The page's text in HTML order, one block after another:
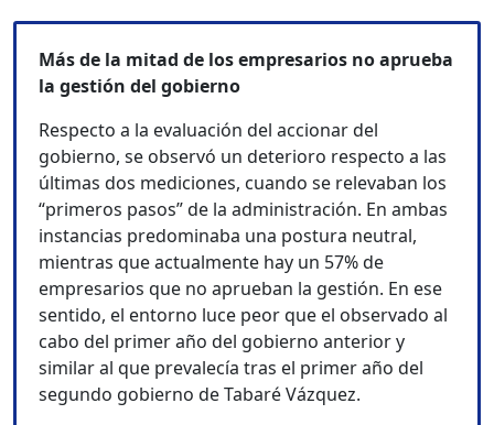
Más de la mitad de los empresarios no aprueba
la gestión del gobierno
Respecto a la evaluación del accionar del
gobierno, se observó un deterioro respecto a las
últimas dos mediciones, cuando se relevaban los
“primeros pasos” de la administración. En ambas
instancias predominaba una postura neutral,
mientras que actualmente hay un 57% de
empresarios que no aprueban la gestión. En ese
sentido, el entorno luce peor que el observado al
cabo del primer año del gobierno anterior y
similar al que prevalecía tras el primer año del
segundo gobierno de Tabaré Vázquez.